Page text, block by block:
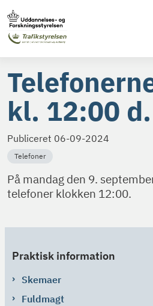
kl. 12:00
Publiceret 06-09-2024
Telefoner
På mandag den 9.
telefoner klokken 12:00.
Praktisk information
Skemaer
Fuldmagt